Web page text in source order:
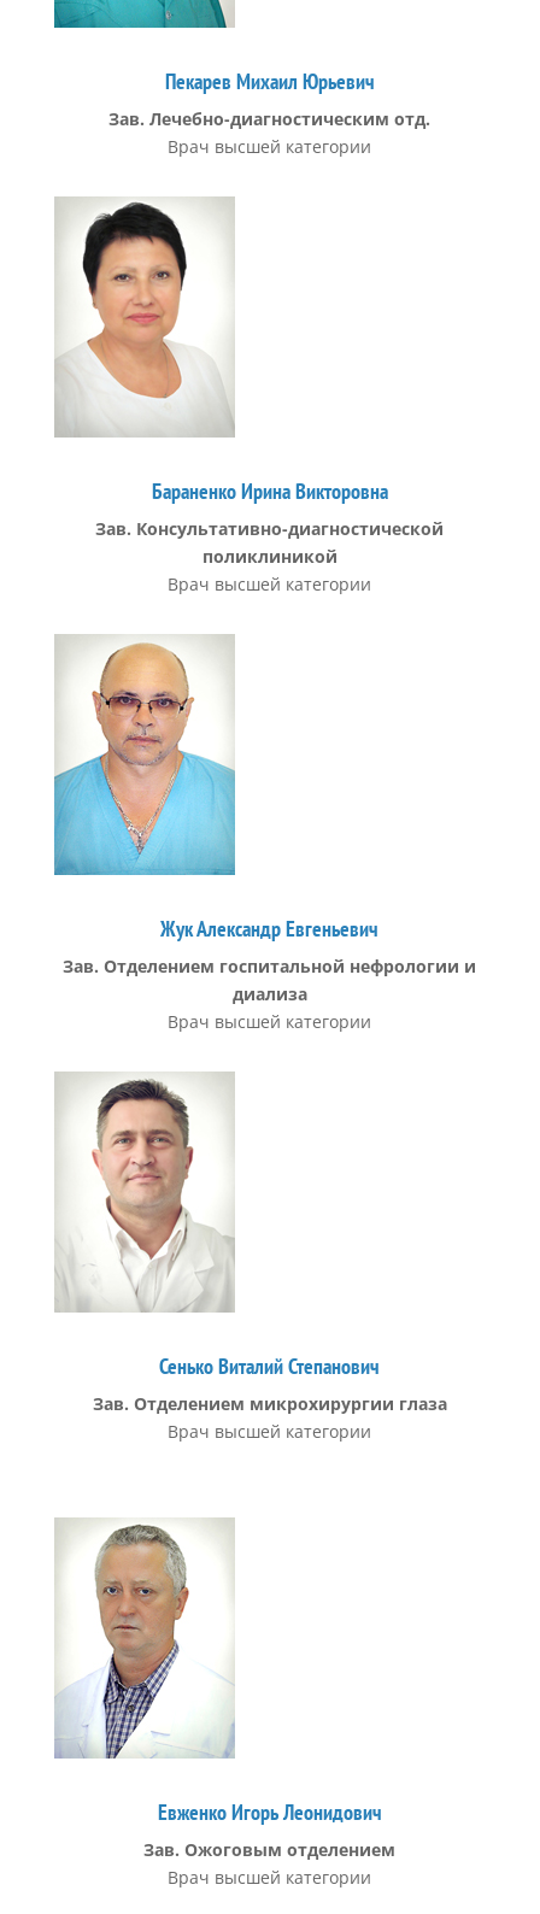
Пекарев Михаил Юрьевич
Зав. Лечебно-диагностическим отд.
Врач высшей категории
Бараненко Ирина Викторовна
Зав. Консультативно-диагностической
поликлиникой
Врач высшей категории
Жук Александр Евгеньевич
Зав. Отделением госпитальной нефрологии и
диализа
Врач высшей категории
Сенько Виталий Степанович
Зав. Отделением микрохирургии глаза
Врач высшей категории
Евженко Игорь Леонидович
Зав. Ожоговым отделением
Врач высшей категории